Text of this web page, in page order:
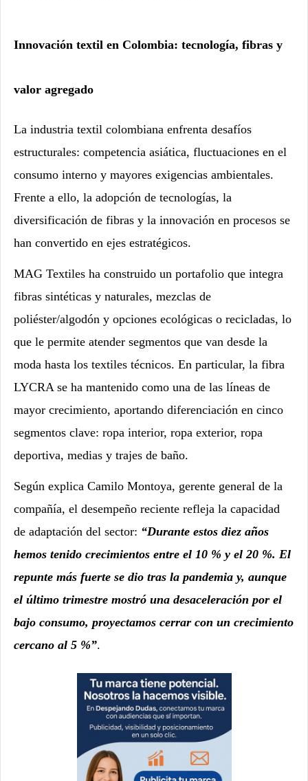
Innovación textil en Colombia: tecnología, fibras y
valor agregado
La industria textil colombiana enfrenta desafíos
estructurales: competencia asiática, fluctuaciones en el
consumo interno y mayores exigencias ambientales.
Frente a ello, la adopción de tecnologías, la
diversificación de fibras y la innovación en procesos se
han convertido en ejes estratégicos.
MAG Textiles ha construido un portafolio que integra
fibras sintéticas y naturales, mezclas de
poliéster/algodón y opciones ecológicas o recicladas, lo
que le permite atender segmentos que van desde la
moda hasta los textiles técnicos. En particular, la fibra
LYCRA se ha mantenido como una de las líneas de
mayor crecimiento, aportando diferenciación en cinco
segmentos clave: ropa interior, ropa exterior, ropa
deportiva, medias y trajes de baño.
Según explica Camilo Montoya, gerente general de la
compañía, el desempeño reciente refleja la capacidad
de adaptación del sector: “Durante estos diez años
hemos tenido crecimientos entre el 10 % y el 20 %. El
repunte más fuerte se dio tras la pandemia y, aunque
el último trimestre mostró una desaceleración por el
bajo consumo, proyectamos cerrar con un crecimiento
cercano al 5 %”.